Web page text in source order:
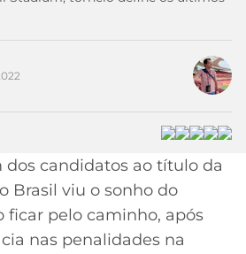
dos candidatos ao título da
Brasil viu o sonho do
ficar pelo caminho, após
nas penalidades na